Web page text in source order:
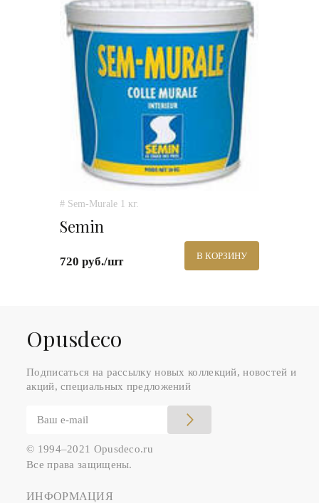
# Sem-Murale 1 кг.
Semin
720 руб./шт В КОРЗИНУ
Оpusdeco
Подписаться на рассылку новых коллекций, новостей и
акций, специальных предложений
© 1994–2021 Opusdeco.ru
Все права защищены.
ИНФОРМАЦИЯ